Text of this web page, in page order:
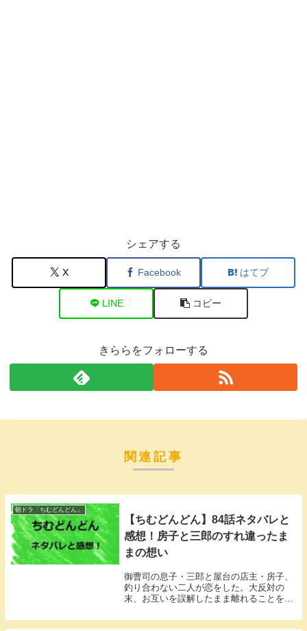
シェアする
X Facebook はてブ
LINE コピー
きららをフォローする
関連記事
朝ドラ「ちむどんどん」
【ちむどんどん】84話ネタバレと
感想！房子と三郎のすれ違ったま
まの想い
御曹司の息子・三郎と屋台の店主・房子、
釣り合わない二人が恋をした。大反対の
末、お互いを誤解したまま離れることを決